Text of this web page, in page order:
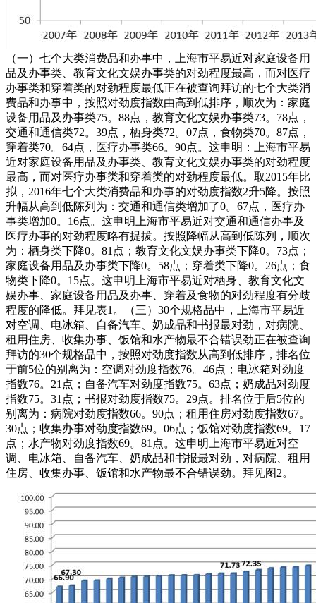
（一）七个大类消费品和办事中，上海市平易近对家庭设备用
品及办事类、教育文化文娱办事类的对劲程度最高，而对医疗
办事类和穿着类的对劲程度最低正在被查询拜访的七个大类消
费品和办事中，按照对劲度指数由高到低排序，顺次为：家庭
设备用品及办事类75。88点，教育文化文娱办事类73。78点，
交通和通信类72。39点，栖身类72。07点，食物类70。87点，
穿着类70。64点，医疗办事类66。90点。这申明：上海市平易
近对家庭设备用品及办事类、教育文化文娱办事类的对劲程度
最高，而对医疗办事类和穿着类的对劲程度最低。取2015年比
拟，2016年七个大类消费品和办事的对劲度指数2升5降。按照
升幅从高到低陈列为：交通和通信类增加了0。67点，医疗办
事类增加0。16点。这申明上海市平易近对交通和通信办事及
医疗办事的对劲程度略有提拔。按照降幅从高到低陈列，顺次
为：栖身类下降0。81点；教育文化文娱办事类下降0。73点；
家庭设备用品及办事类下降0。58点；穿着类下降0。26点；食
物类下降0。15点。这申明上海市平易近对栖身、教育文化文
娱办事、家庭设备用品及办事、穿着及食物的对劲程度有分歧
程度的降低。拜见表1。（三）30个规格品中，上海市平易近
对空调、电冰箱、自备汽车、奶成品和书报最对劲，对病院、
租用住房、收集办事、饭馆和水产物最不合错误劲正在被查询
拜访的30个规格品中，按照对劲度指数从高到低排序，排名位
于前5位的别离为：空调对劲度指数76。46点；电冰箱对劲度
指数76。21点；自备汽车对劲度指数75。63点；奶成品对劲度
指数75。31点；书报对劲度指数75。29点。排名位于后5位的
别离为：病院对劲度指数66。90点；租用住房对劲度指数67。
30点；收集办事对劲度指数69。06点；饭馆对劲度指数69。17
点；水产物对劲度指数69。81点。这申明上海市平易近对空
调、电冰箱、自备汽车、奶成品和书报最对劲，对病院、租用
住房、收集办事、饭馆和水产物最不合错误劲。拜见图2。